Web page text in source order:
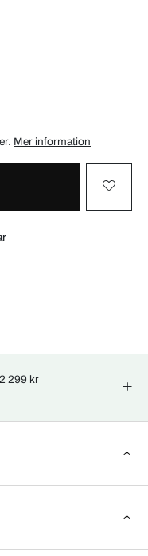
. Mer information
299 kr